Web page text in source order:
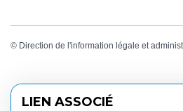
© Direction de l'information légale et
LIEN ASSOCIÉ